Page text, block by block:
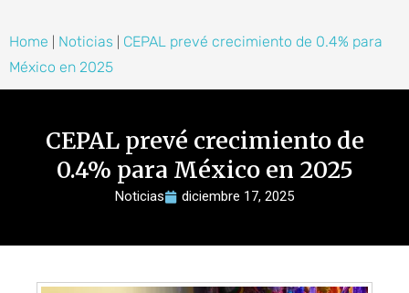
Home Noticias
CEPAL prevé crecimiento de 0.4% para
México en 2025
CEPAL prevé crecimiento de
0.4% para México en 2025
Noticias diciembre 17, 2025